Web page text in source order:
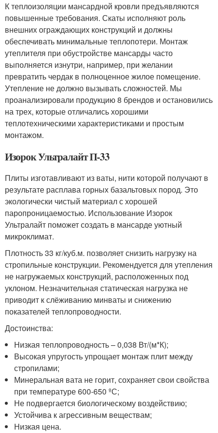
К теплоизоляции мансардной кровли предъявляются
повышенные требования. Скаты исполняют роль
внешних ограждающих конструкций и должны
обеспечивать минимальные теплопотери. Монтаж
утеплителя при обустройстве мансарды часто
выполняется изнутри, например, при желании
превратить чердак в полноценное жилое помещение.
Утепление не должно вызывать сложностей. Мы
проанализировали продукцию 8 брендов и остановились
на трех, которые отличались хорошими
теплотехническими характеристиками и простым
монтажом.
Изорок Ультралайт П-33
Плиты изготавливают из ваты, нити которой получают в
результате расплава горных базальтовых пород. Это
экологически чистый материал с хорошей
паропроницаемостью. Использование Изорок
Ультралайт поможет создать в мансарде уютный
микроклимат.
Плотность 33 кг/куб.м. позволяет снизить нагрузку на
стропильные конструкции. Рекомендуется для утепления
не нагружаемых конструкций, расположенных под
уклоном. Незначительная статическая нагрузка не
приводит к слёживанию минваты и снижению
показателей теплопроводности.
Достоинства:
Низкая теплопроводность – 0,038 Вт/(м*К);
Высокая упругость упрощает монтаж плит между
стропилами;
Минеральная вата не горит, сохраняет свои свойства
при температуре 600-650 ºС;
Не подвергается биологическому воздействию;
Устойчива к агрессивным веществам;
Низкая цена.